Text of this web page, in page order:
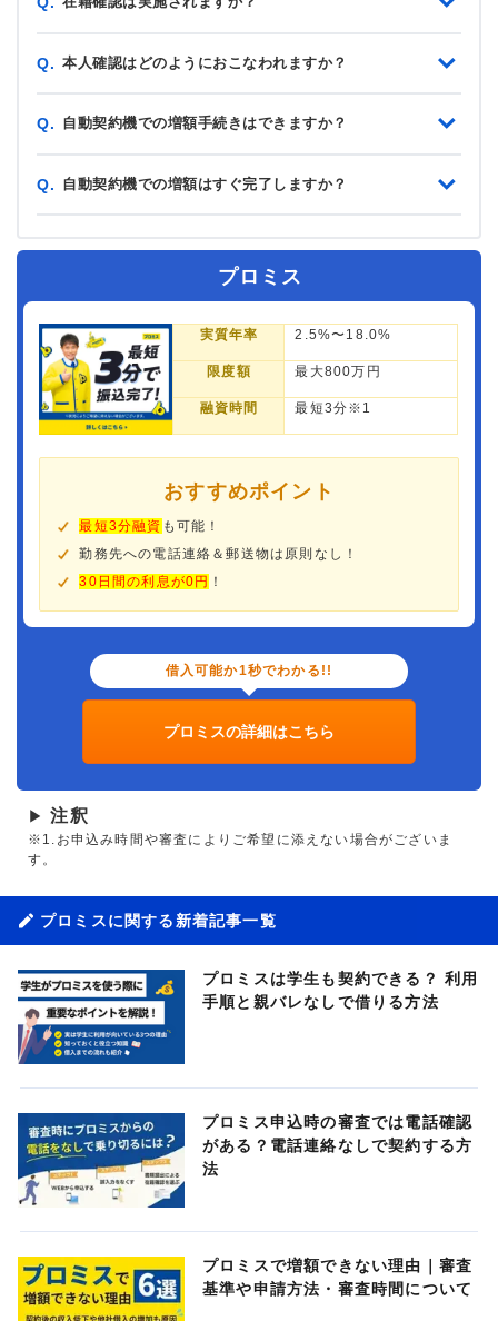
Q. 本人確認はどのようにおこなわれますか？
Q. 自動契約機での増額手続きはできますか？
Q. 自動契約機での増額はすぐ完了しますか？
プロミス
実質年率 2.5%〜18.0%
限度額 最大800万円
融資時間 最短3分※1
おすすめポイント
最短3分融資 も可能！
勤務先への電話連絡＆郵送物は原則なし！
30日間の利息が0円 ！
借入可能か1秒でわかる!!
プロミスの詳細はこちら
▶ 注釈
※1.お申込み時間や審査によりご希望に添えない場合がございま
す。
プロミスに関する新着記事一覧
プロミスは学生も契約できる？ 利用
手順と親バレなしで借りる方法
プロミス申込時の審査では電話確認
がある？電話連絡なしで契約する方
法
プロミスで増額できない理由｜審査
基準や申請方法・審査時間について